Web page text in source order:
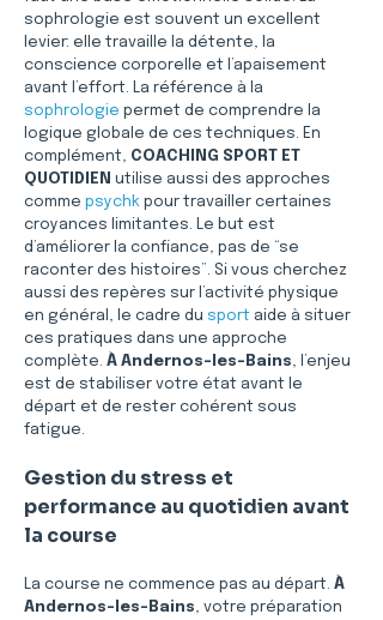
sophrologie est souvent un excellent
levier: elle travaille la détente, la
conscience corporelle et l’apaisement
avant l’effort. La référence à la
sophrologie permet de comprendre la
logique globale de ces techniques. En
complément, COACHING SPORT ET
QUOTIDIEN utilise aussi des approches
comme psychk pour travailler certaines
croyances limitantes. Le but est
d’améliorer la confiance, pas de “se
raconter des histoires”. Si vous cherchez
aussi des repères sur l’activité physique
en général, le cadre du sport aide à situer
ces pratiques dans une approche
complète. À Andernos-les-Bains, l’enjeu
est de stabiliser votre état avant le
départ et de rester cohérent sous
fatigue.
Gestion du stress et
performance au quotidien avant
la course
La course ne commence pas au départ. À
Andernos-les-Bains, votre préparation